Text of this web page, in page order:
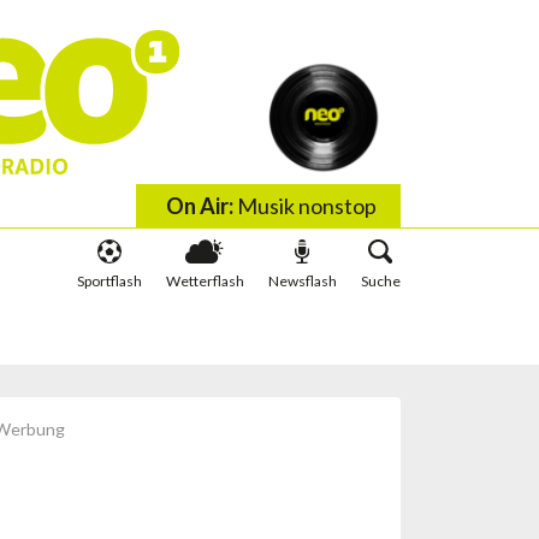
On Air:Musik nonstop
Sportflash Wetterflash Newsflash Suche